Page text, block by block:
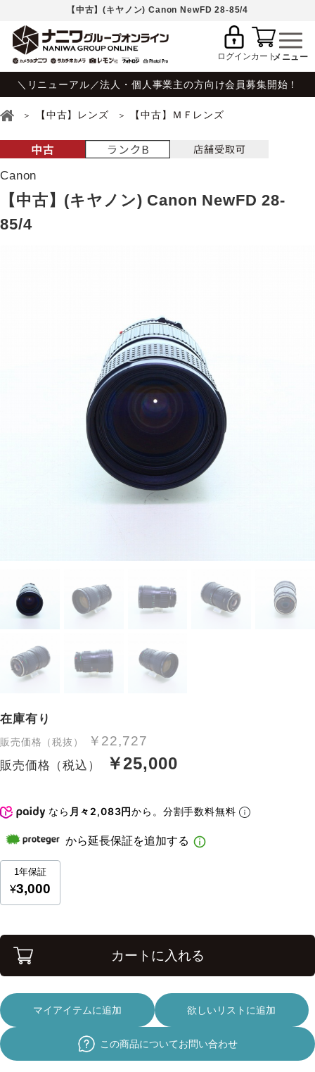
【中古】(キヤノン) Canon NewFD 28-85/4
ログインカート
＼リニューアル／法人・個人事業主の方向け会員募集開始！
【中古】レンズ 【中古】ＭＦレンズ
Canon
【中古】(キヤノン) Canon NewFD 28-
85/4
在庫有り
販売価格（税抜） ￥22,727
販売価格（税込） ￥25,000
なら 月々2,083円から。分割手数料無料
カートに入れる
マイアイテムに追加 欲しいリストに追加
この商品についてお問い合わせ